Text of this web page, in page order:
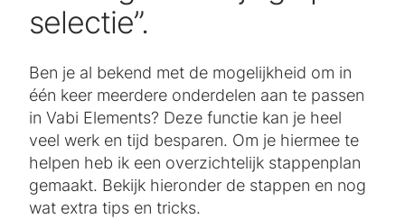
selectie”.
Ben je al bekend met de mogelijkheid om in
één keer meerdere onderdelen aan te passen
in Vabi Elements? Deze functie kan je heel
veel werk en tijd besparen. Om je hiermee te
helpen heb ik een overzichtelijk stappenplan
gemaakt. Bekijk hieronder de stappen en nog
wat extra tips en tricks.